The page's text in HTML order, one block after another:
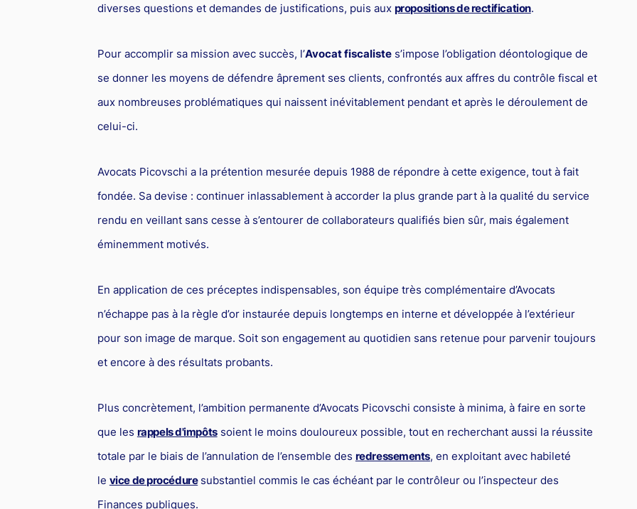
diverses questions et demandes de justifications, puis aux propositions de rectification.
Pour accomplir sa mission avec succès, l’Avocat fiscalistes’impose l’obligation déontologique de
se donner les moyens de défendre âprement ses clients, confrontés aux affres du contrôle fiscal et
aux nombreuses problématiques qui naissent inévitablement pendant et après le déroulement de
celui-ci.
Avocats Picovschi a la prétention mesurée depuis 1988 de répondre à cette exigence, tout à fait
fondée. Sa devise : continuer inlassablement à accorder la plus grande part à la qualité du service
rendu en veillant sans cesse à s’entourer de collaborateurs qualifiés bien sûr, mais également
éminemment motivés.
En application de ces préceptes indispensables, son équipe très complémentaire d’Avocats
n’échappe pas à la règle d’or instaurée depuis longtemps en interne et développée à l’extérieur
pour son image de marque. Soit son engagement au quotidien sans retenue pour parvenir toujours
et encore à des résultats probants.
Plus concrètement, l’ambition permanente d’Avocats Picovschi consiste à minima, à faire en sorte
que les rappels d'impôtssoient le moins douloureux possible, tout en recherchant aussi la réussite
totale par le biais de l’annulation de l’ensemble des redressements, en exploitant avec habileté
le vice de procéduresubstantiel commis le cas échéant par le contrôleur ou l’inspecteur des
Finances publiques.